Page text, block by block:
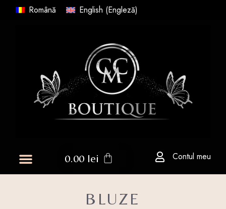
Română English (Engleză)
0.00 lei Contul meu
BLUZE